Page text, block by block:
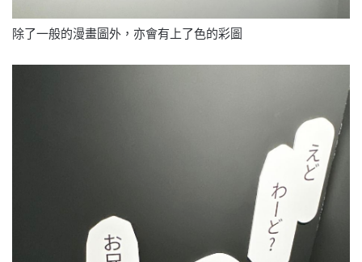
除了一般的漫畫圖外，亦會有上了色的彩圖